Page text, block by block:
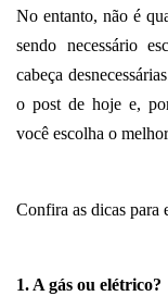
No entanto, não é
sendo necessário
cabeça
o post de hoje e,
você escolha o
Confira as dicas para
1. A gás ou elétrico?